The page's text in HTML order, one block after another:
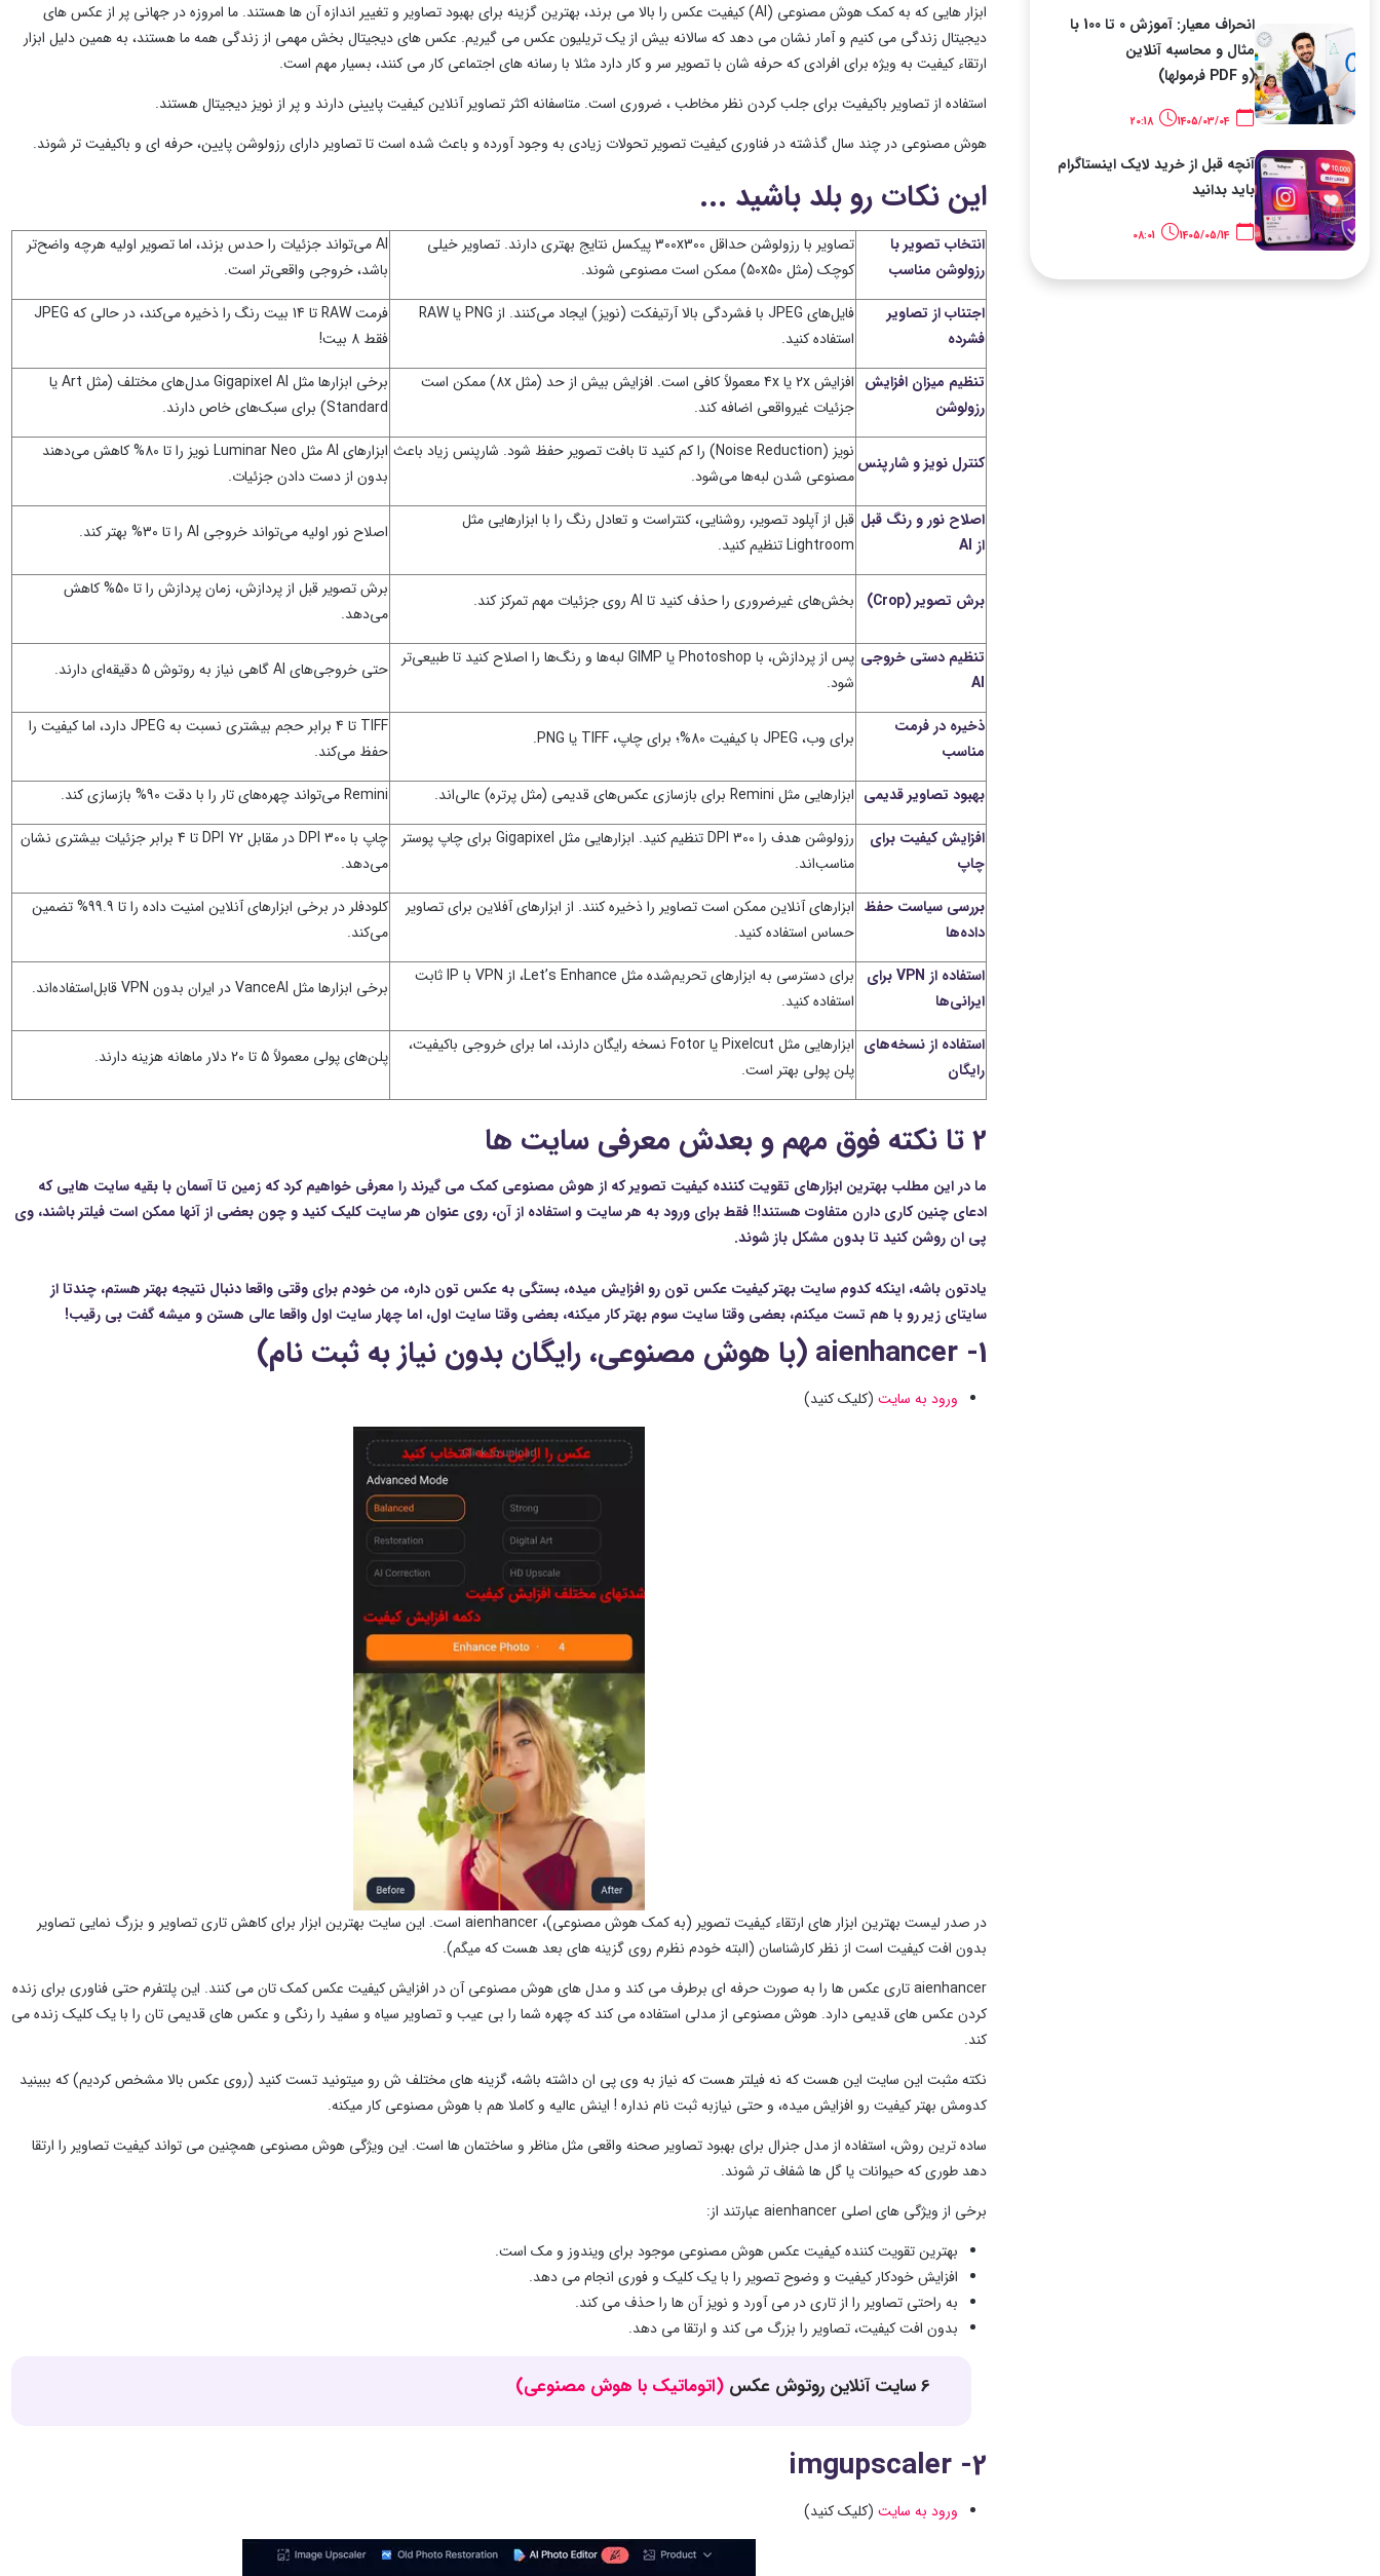
انحراف معیار: آموزش 0 تا 100 با
مثال و محاسبه آنلاین
(و PDF فرمولها)
1405/03/04
20:18
آنچه قبل از خرید لایک اینستاگرام
باید بدانید
1405/05/14
08:01
ابزار هایی که به کمک هوش مصنوعی (AI) کیفیت عکس را بالا می ‌برند، بهترین گزینه برای بهبود تصاویر و تغییر اندازه آن ها هستند. ما امروزه در جهانی پر از عکس ‌های
دیجیتال زندگی می ‌کنیم و آمار نشان می ‌دهد که سالانه بیش از یک تریلیون عکس می‌ گیریم. عکس ‌های دیجیتال بخش مهمی از زندگی همه ما هستند، به همین دلیل ابزار
ارتقاء کیفیت به ویژه برای افرادی که حرفه‌ شان با تصویر سر و کار دارد مثلا با رسانه ‌های اجتماعی کار می ‌کنند، بسیار مهم است.
استفاده از تصاویر باکیفیت برای جلب کردن نظر مخاطب ، ضروری است. متاسفانه اکثر تصاویر آنلاین کیفیت پایینی دارند و پر از نویز دیجیتال هستند.
هوش مصنوعی در چند سال گذشته در فناوری کیفیت تصویر تحولات زیادی به وجود آورده و باعث شده است تا تصاویر دارای رزولوشن پایین، حرفه ‌ای و باکیفیت ‌تر شوند.
این نکات رو بلد باشید ...
انتخاب تصویر با
رزولوشن مناسب
تصاویر با رزولوشن حداقل 300x300 پیکسل نتایج بهتری دارند. تصاویر خیلی
کوچک (مثل 50x50) ممکن است مصنوعی شوند.
AI می‌تواند جزئیات را حدس بزند، اما تصویر اولیه هرچه واضح‌تر
باشد، خروجی واقعی‌تر است.
اجتناب از تصاویر
فشرده
فایل‌های JPEG با فشردگی بالا آرتیفکت (نویز) ایجاد می‌کنند. از PNG یا RAW
استفاده کنید.
فرمت RAW تا 14 بیت رنگ را ذخیره می‌کند، در حالی که JPEG
فقط 8 بیت!
تنظیم میزان افزایش
رزولوشن
افزایش 2x یا 4x معمولاً کافی است. افزایش بیش از حد (مثل 8x) ممکن است
جزئیات غیرواقعی اضافه کند.
برخی ابزارها مثل Gigapixel AI مدل‌های مختلف (مثل Art یا
Standard) برای سبک‌های خاص دارند.
کنترل نویز و شارپنس
نویز (Noise Reduction) را کم کنید تا بافت تصویر حفظ شود. شارپنس زیاد باعث
مصنوعی شدن لبه‌ها می‌شود.
ابزارهای AI مثل Luminar Neo نویز را تا 80% کاهش می‌دهند
بدون از دست دادن جزئیات.
اصلاح نور و رنگ قبل
از AI
قبل از آپلود تصویر، روشنایی، کنتراست و تعادل رنگ را با ابزارهایی مثل
Lightroom تنظیم کنید.
اصلاح نور اولیه می‌تواند خروجی AI را تا 30% بهتر کند.
برش تصویر (Crop) بخش‌های غیرضروری را حذف کنید تا AI روی جزئیات مهم تمرکز کند.
برش تصویر قبل از پردازش، زمان پردازش را تا 50% کاهش
می‌دهد.
تنظیم دستی خروجی
AI
پس از پردازش، با Photoshop یا GIMP لبه‌ها و رنگ‌ها را اصلاح کنید تا طبیعی‌تر
شود.
حتی خروجی‌های AI گاهی نیاز به روتوش 5 دقیقه‌ای دارند.
ذخیره در فرمت
مناسب
برای وب، JPEG با کیفیت 80%؛ برای چاپ، TIFF یا PNG.
TIFF تا 4 برابر حجم بیشتری نسبت به JPEG دارد، اما کیفیت را
حفظ می‌کند.
بهبود تصاویر قدیمی ابزارهایی مثل Remini برای بازسازی عکس‌های قدیمی (مثل پرتره) عالی‌اند.
Remini می‌تواند چهره‌های تار را با دقت 90% بازسازی کند.
افزایش کیفیت برای
چاپ
رزولوشن هدف را 300 DPI تنظیم کنید. ابزارهایی مثل Gigapixel برای چاپ پوستر
مناسب‌اند.
چاپ با 300 DPI در مقابل 72 DPI تا 4 برابر جزئیات بیشتری نشان
می‌دهد.
بررسی سیاست حفظ
داده‌ها
ابزارهای آنلاین ممکن است تصاویر را ذخیره کنند. از ابزارهای آفلاین برای تصاویر
حساس استفاده کنید.
کلودفلر در برخی ابزارهای آنلاین امنیت داده را تا 99.9% تضمین
می‌کند.
استفاده از VPN برای
ایرانی‌ها
برای دسترسی به ابزارهای تحریم‌شده مثل Let’s Enhance، از VPN با IP ثابت
استفاده کنید.
برخی ابزارها مثل VanceAI در ایران بدون VPN قابل‌استفاده‌اند.
استفاده از نسخه‌های
رایگان
ابزارهایی مثل Pixelcut یا Fotor نسخه رایگان دارند، اما برای خروجی باکیفیت،
پلن پولی بهتر است.
پلن‌های پولی معمولاً 5 تا 20 دلار ماهانه هزینه دارند.
2 تا نکته فوق مهم و بعدش معرفی سایت ها
ما در این مطلب بهترین ابزارهای تقویت‌ کننده کیفیت تصویر که از هوش مصنوعی کمک می ‌گیرند را معرفی خواهیم کرد که زمین تا آسمان با بقیه سایت هایی که
ادعای چنین کاری دارن متفاوت هستند!! فقط برای ورود به هر سایت و استفاده از آن، روی عنوان هر سایت کلیک کنید و چون بعضی از آنها ممکن است فیلتر باشند، وی
پی ان روشن کنید تا بدون مشکل باز شوند.
یادتون باشه، اینکه کدوم سایت بهتر کیفیت عکس تون رو افزایش میده، بستگی به عکس تون داره، من خودم برای وقتی واقعا دنبال نتیجه بهتر هستم، چندتا از
سایتای زیر رو با هم تست میکنم، بعضی وقتا سایت سوم بهتر کار میکنه، بعضی وقتا سایت اول، اما چهار سایت اول واقعا عالی هستن و میشه گفت بی رقیب!
1- aienhancer (با هوش مصنوعی، رایگان بدون نیاز به ثبت نام)
ورود به سایت (کلیک کنید)
در صدر لیست بهترین ابزار های ارتقاء کیفیت تصویر (به کمک هوش مصنوعی)، aienhancer است. این سایت بهترین ابزار برای کاهش تاری تصاویر و بزرگ نمایی تصاویر
بدون افت کیفیت است از نظر کارشناسان (البته خودم نظرم روی گزینه های بعد هست که میگم).
aienhancer تاری عکس‌ ها را به صورت حرفه ‌ای برطرف می ‌کند و مدل ‌های هوش مصنوعی آن در افزایش کیفیت عکس کمک تان می ‌کنند. این پلتفرم حتی فناوری برای زنده
کردن عکس ‌های قدیمی دارد. هوش مصنوعی از مدلی استفاده می ‌کند که چهره شما را بی ‌عیب و تصاویر سیاه و سفید را رنگی و عکس ‌های قدیمی تان را با یک کلیک زنده می
‌کند.
نکته مثبت این سایت این هست که نه فیلتر هست که نیاز به وی پی ان داشته باشه، گزینه های مختلف ش رو میتونید تست کنید (روی عکس بالا مشخص کردیم) که ببینید
کدومش بهتر کیفیت رو افزایش میده، و حتی نیازبه ثبت نام نداره ! اینش عالیه و کاملا هم با هوش مصنوعی کار میکنه.
ساده‌ ترین روش، استفاده از مدل جنرال برای بهبود تصاویر صحنه واقعی مثل مناظر و ساختمان ‌ها است. این ویژگی هوش مصنوعی همچنین می ‌تواند کیفیت تصاویر را ارتقا
دهد طوری که حیوانات یا گل‌ ها شفاف ‌تر شوند.
برخی از ویژگی ‌های اصلی aienhancer عبارتند از:
بهترین تقویت ‌کننده کیفیت عکس هوش مصنوعی موجود برای ویندوز و مک است.
افزایش خودکار کیفیت و وضوح تصویر را با یک کلیک و فوری انجام می ‌دهد.
به راحتی تصاویر را از تاری در می ‌آورد و نویز آن ها را حذف می‌ کند.
بدون افت کیفیت، تصاویر را بزرگ می ‌کند و ارتقا می ‌دهد.
6 سایت آنلاین روتوش عکس (اتوماتیک با هوش مصنوعی)
2- imgupscaler
ورود به سایت (کلیک کنید)